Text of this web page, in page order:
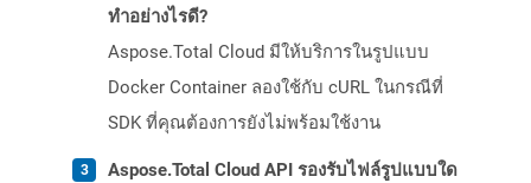
ทำอย่างไรดี?
Aspose.Total Cloud มีให้บริการในรูปแบบ
Docker Container ลองใช้กับ cURL ในกรณีที่
SDK ที่คุณต้องการยังไม่พร้อมใช้งาน
Aspose.Total Cloud API รองรับไฟล์รูปแบบใด